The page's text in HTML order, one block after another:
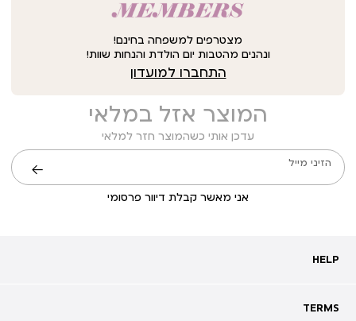
מצטרפים למשפחה בחינם!
ונהנים מהטבות יום הולדת והנחות שוות!
התחברו למועדון
המוצר אזל במלאי
עדכן אותי כשהמוצר חזר למלאי
הזיני מייל
אני מאשר קבלת דיוור פרסומי
שליחה
HELP
HELP
שאלות ותשובות
TERMS
TERMS